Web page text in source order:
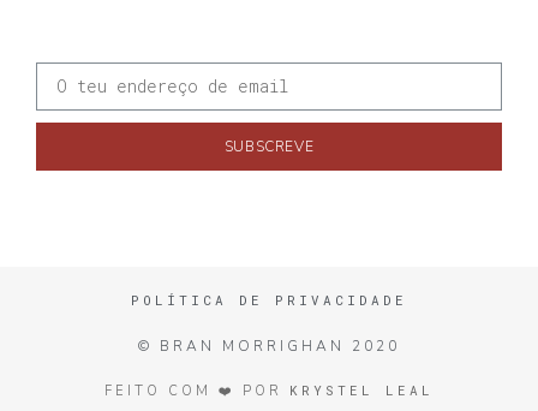
SUBSCREVE
POLÍTICA DE PRIVACIDADE
© BRAN MORRIGHAN 2020
FEITO COM ❤️ POR KRYSTEL LEAL